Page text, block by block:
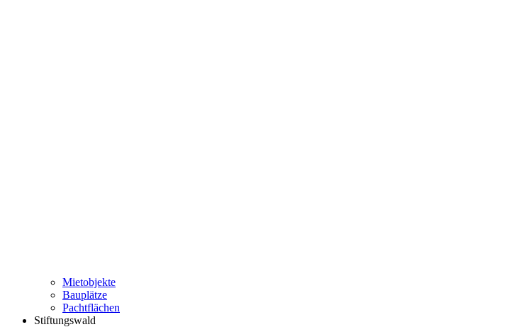
Mietobjekte
Bauplätze
Pachtflächen
Stiftungswald